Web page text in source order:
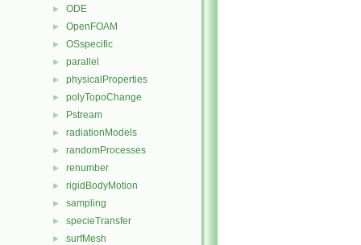
► ODE
► OpenFOAM
► OSspecific
► parallel
► physicalProperties
► polyTopoChange
► Pstream
► radiationModels
► randomProcesses
► renumber
► rigidBodyMotion
► sampling
► specieTransfer
► surfMesh